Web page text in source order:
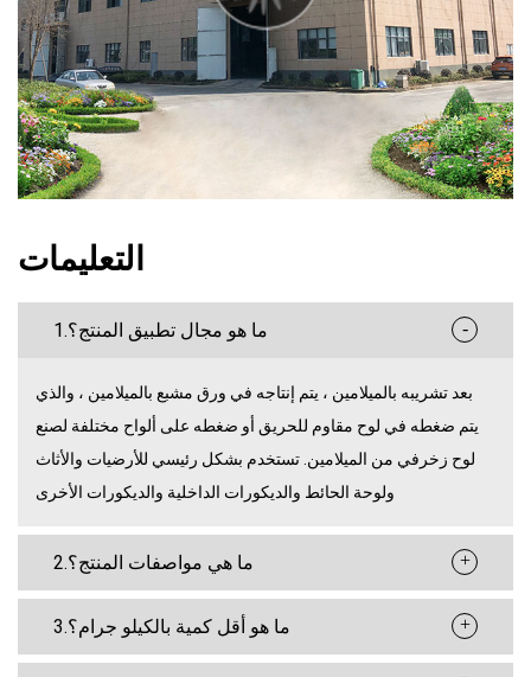
التعليمات
1.ما هو مجال تطبيق المنتج؟ -
بعد تشريبه بالميلامين ، يتم إنتاجه في ورق مشبع بالميلامين ، والذي
يتم ضغطه في لوح مقاوم للحريق أو ضغطه على ألواح مختلفة لصنع
لوح زخرفي من الميلامين. تستخدم بشكل رئيسي للأرضيات والأثاث
ولوحة الحائط والديكورات الداخلية والديكورات الأخرى
2.ما هي مواصفات المنتج؟ +
3.ما هو أقل كمية بالكيلو جرام؟ +